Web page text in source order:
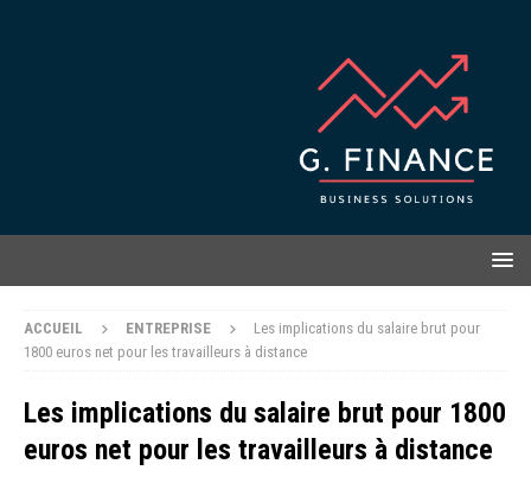
ACCUEIL ENTREPRISE
Les implications du salaire brut pour
1800 euros net pour les travailleurs à distance
Les implications du salaire brut pour 1800
euros net pour les travailleurs à distance